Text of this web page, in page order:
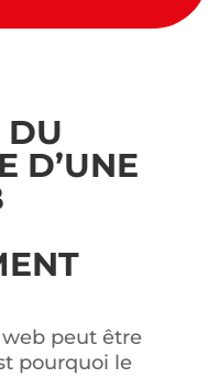
DU
D’UNE
peut être
pourquoi le